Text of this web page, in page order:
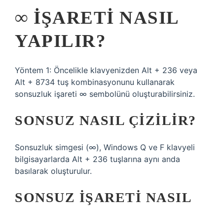
∞ IŞARETI NASIL
YAPILIR?
Yöntem 1: Öncelikle klavyenizden Alt + 236 veya
Alt + 8734 tuş kombinasyonunu kullanarak
sonsuzluk işareti ∞ sembolünü oluşturabilirsiniz.
SONSUZ NASIL ÇIZILIR?
Sonsuzluk simgesi (∞), Windows Q ve F klavyeli
bilgisayarlarda Alt + 236 tuşlarına aynı anda
basılarak oluşturulur.
SONSUZ IŞARETI NASIL